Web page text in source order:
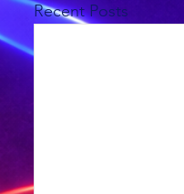
Recent Posts